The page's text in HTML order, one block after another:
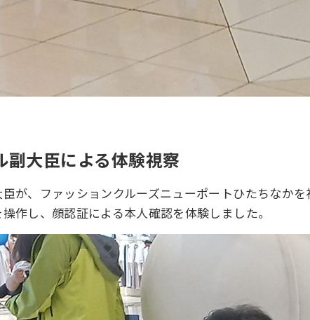
副大臣による体験視察
が、ファッションクルーズニューポートひたちなか
作し、顔認証による本人確認を体験しました。